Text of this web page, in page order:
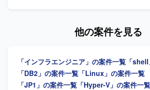
まえたサーバの設計・構築や、更改に伴う
進めていただける方を求めております。関
がら課題整理や調整を行い、安定したシス
て責任感を持って取り組んでいただける方
他の案件を見る
「インフラエンジニア」の案件一覧 「
「DB2」の案件一覧 「Linux」の案件一覧
「JP1」の案件一覧 「Hyper-V」の案件一覧